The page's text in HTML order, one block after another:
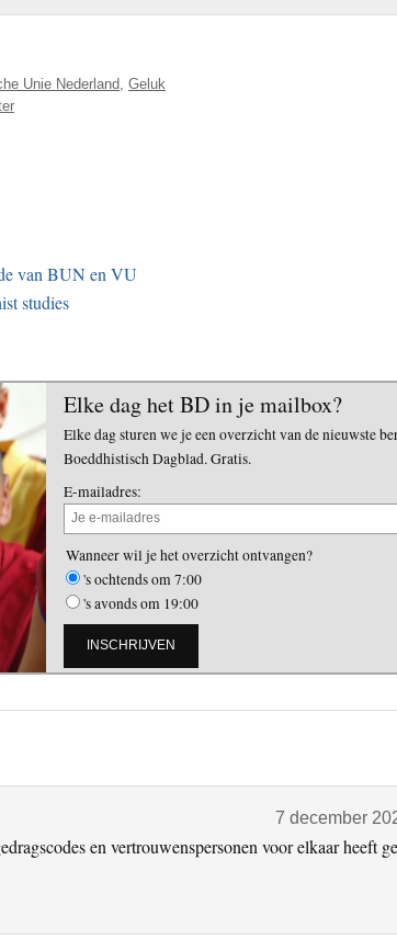
Unie Nederland Geluk
van BUN en VU
studies
Elke dag het BD in je mailbox?
Elke dag sturen we je een overzicht van de nieuwste
Boeddhistisch Dagblad. Gratis.
E-mailadres:
Wanneer wil je het overzicht ontvangen?
's ochtends om 7:00
's avonds om 19:00
7 december
en vertrouwenspersonen voor elkaar heeft